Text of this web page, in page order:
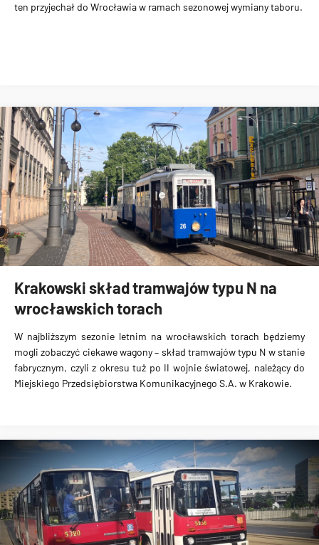
ten przyjechał do Wrocławia w ramach sezonowej wymiany taboru.
Krakowski skład tramwajów typu N na
wrocławskich torach
W najbliższym sezonie letnim na wrocławskich torach będziemy
mogli zobaczyć ciekawe wagony – skład tramwajów typu N w stanie
fabrycznym, czyli z okresu tuż po II wojnie światowej, należący do
Miejskiego Przedsiębiorstwa Komunikacyjnego S.A. w Krakowie.